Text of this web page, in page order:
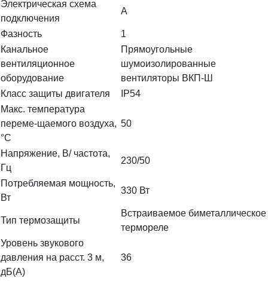
Электрическая схема
подключения
А
Фазность
1
Канальное
вентиляционное
оборудование
Прямоугольные
шумоизолированные
вентиляторы ВКП-Ш
Класс защиты двигателя
IP54
Макс. температура
переме-щаемого воздуха,
°С
50
Напряжение, В/ частота,
Гц
230/50
Потребляемая мощность,
Вт
330 Вт
Тип термозащиты
Встраиваемое биметаллическое
термореле
Уровень звукового
давления на расст. 3 м,
дБ(А)
36